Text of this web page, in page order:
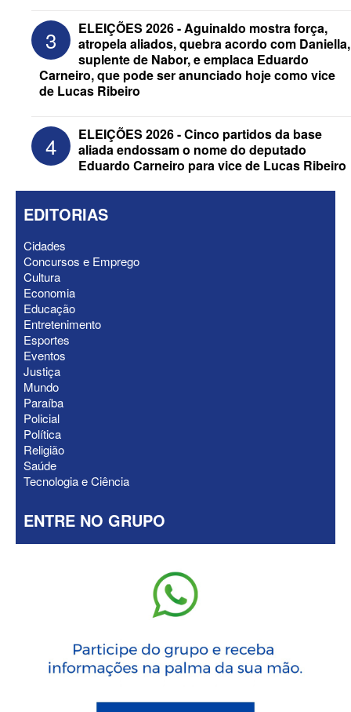
confira candidatos ao Governo e ao
Senado da Paraíba
ELEIÇÕES 2026 - Senado: Novo
anuncia Zé Carneiro e Pastor Jader
Medeiros na suplência de Major Fábio
3
ELEIÇÕES 2026 - Aguinaldo mostra força,
atropela aliados, quebra acordo com Daniella,
suplente de Nabor, e emplaca Eduardo
Carneiro, que pode ser anunciado hoje como vice
de Lucas Ribeiro
4
ELEIÇÕES 2026 - Cinco partidos da base
aliada endossam o nome do deputado
Eduardo Carneiro para vice de Lucas Ribeiro
EDITORIAS
Cidades
Concursos e Emprego
Cultura
Economia
Educação
Entretenimento
Esportes
Eventos
Justiça
Mundo
Paraíba
Policial
Política
Religião
Saúde
Tecnologia e Ciência
ENTRE NO GRUPO